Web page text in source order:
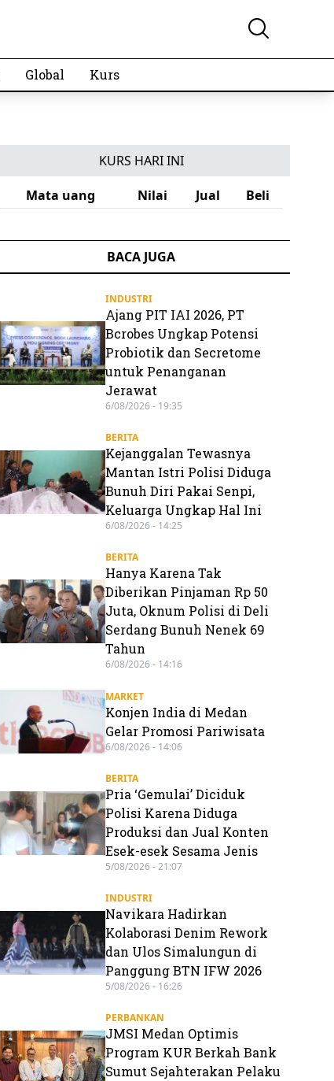
Global Kurs
KURS HARI INI
Mata uang
Nilai Jual Beli
BACA JUGA
INDUSTRI
Ajang PIT IAI 2026, PT
Bcrobes Ungkap Potensi
Probiotik dan Secretome
untuk Penanganan
Jerawat
6/08/2026 - 19:35
BERITA
Kejanggalan Tewasnya
Mantan Istri Polisi Diduga
Bunuh Diri Pakai Senpi,
Keluarga Ungkap Hal Ini
6/08/2026 - 14:25
BERITA
Hanya Karena Tak
Diberikan Pinjaman Rp 50
Juta, Oknum Polisi di Deli
Serdang Bunuh Nenek 69
Tahun
6/08/2026 - 14:16
MARKET
Konjen India di Medan
Gelar Promosi Pariwisata
6/08/2026 - 14:06
BERITA
Pria ‘Gemulai’ Diciduk
Polisi Karena Diduga
Produksi dan Jual Konten
Esek-esek Sesama Jenis
5/08/2026 - 21:07
INDUSTRI
Navikara Hadirkan
Kolaborasi Denim Rework
dan Ulos Simalungun di
Panggung BTN IFW 2026
5/08/2026 - 16:26
PERBANKAN
JMSI Medan Optimis
Program KUR Berkah Bank
Sumut Sejahterakan Pelaku